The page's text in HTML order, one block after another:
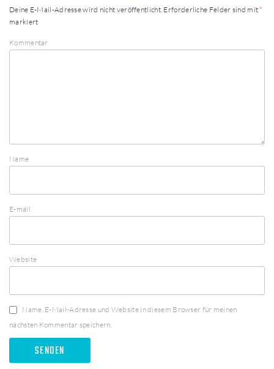
Deine E-Mail-Adresse wird nicht veröffentlicht. Erforderliche Felder sind mit *
markiert
Kommentar
Name
E-mail
Website
Name, E-Mail-Adresse und Website in diesem Browser für meinen
nächsten Kommentar speichern.